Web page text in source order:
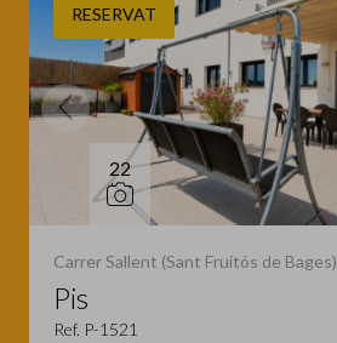
RESERVAT
22
Carrer Sallent (Sant Fruitós de Bages)
Pis
Ref. P-1521